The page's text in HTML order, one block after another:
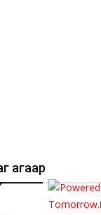
агаар